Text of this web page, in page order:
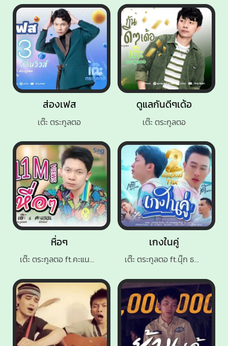
ส่องเฟส
เต๊ะ ตระกูลตอ
ดูแลกันดีๆเด้อ
เต๊ะ ตระกูลตอ
หื่อๆ
เต๊ะ ตระกูลตอ ft.คะแนน นัจนันท์
เกงในคู่
เต๊ะ ตระกูลตอ ft.นุ๊ก ธนดล